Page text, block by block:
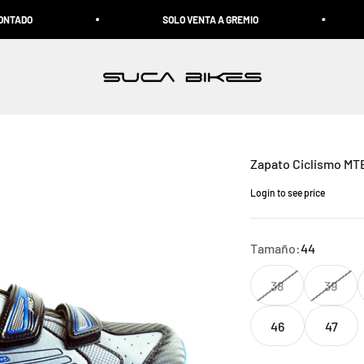
SOLO VENTA A GREMIO
Suca Bikes
Zapato Ciclismo
Precio de oferta
Login to see price
Tamaño:44
38 39
46 47